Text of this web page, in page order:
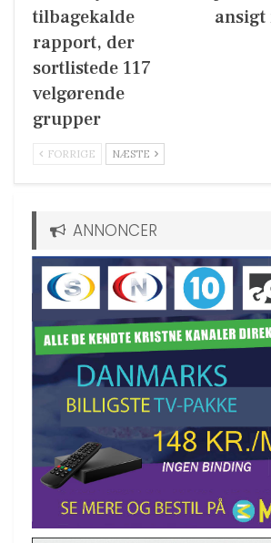
tilbagekalde
rapport, der
sortlistede 117
velgørende
grupper
FORRIGE NÆSTE
ANNONCER